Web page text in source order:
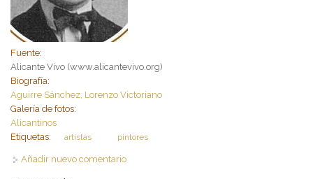
Fuente:
Alicante Vivo (www.alicantevivo.org)
Biografía:
Aguirre Sánchez, Lorenzo Victoriano
Galería de fotos:
Alicantinos
Etiquetas:
artistas pintores
Añadir nuevo comentario